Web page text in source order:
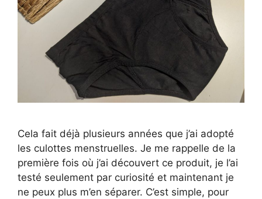
Cela fait déjà plusieurs années que j’ai adopté
les culottes menstruelles. Je me rappelle de la
première fois où j’ai découvert ce produit, je l’ai
testé seulement par curiosité et maintenant je
ne peux plus m’en séparer. C’est simple, pour